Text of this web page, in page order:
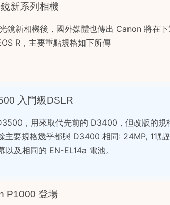
新系列相機
鏡新相機後，國外媒體也傳出 Canon 將在
R，主要重點規格如下所傳
入門級DSLR
，用來取代先前的 D3400，但改版的規
主要規格幾乎都與 D3400 相同: 24MP, 11
及相同的 EN-EL14a 電池。
P1000 登場